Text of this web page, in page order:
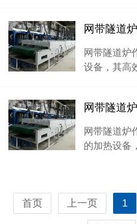
网带隧道
网带隧道炉
设备，其高
网带隧道
网带隧道炉
的加热设备
首页 上一页 1